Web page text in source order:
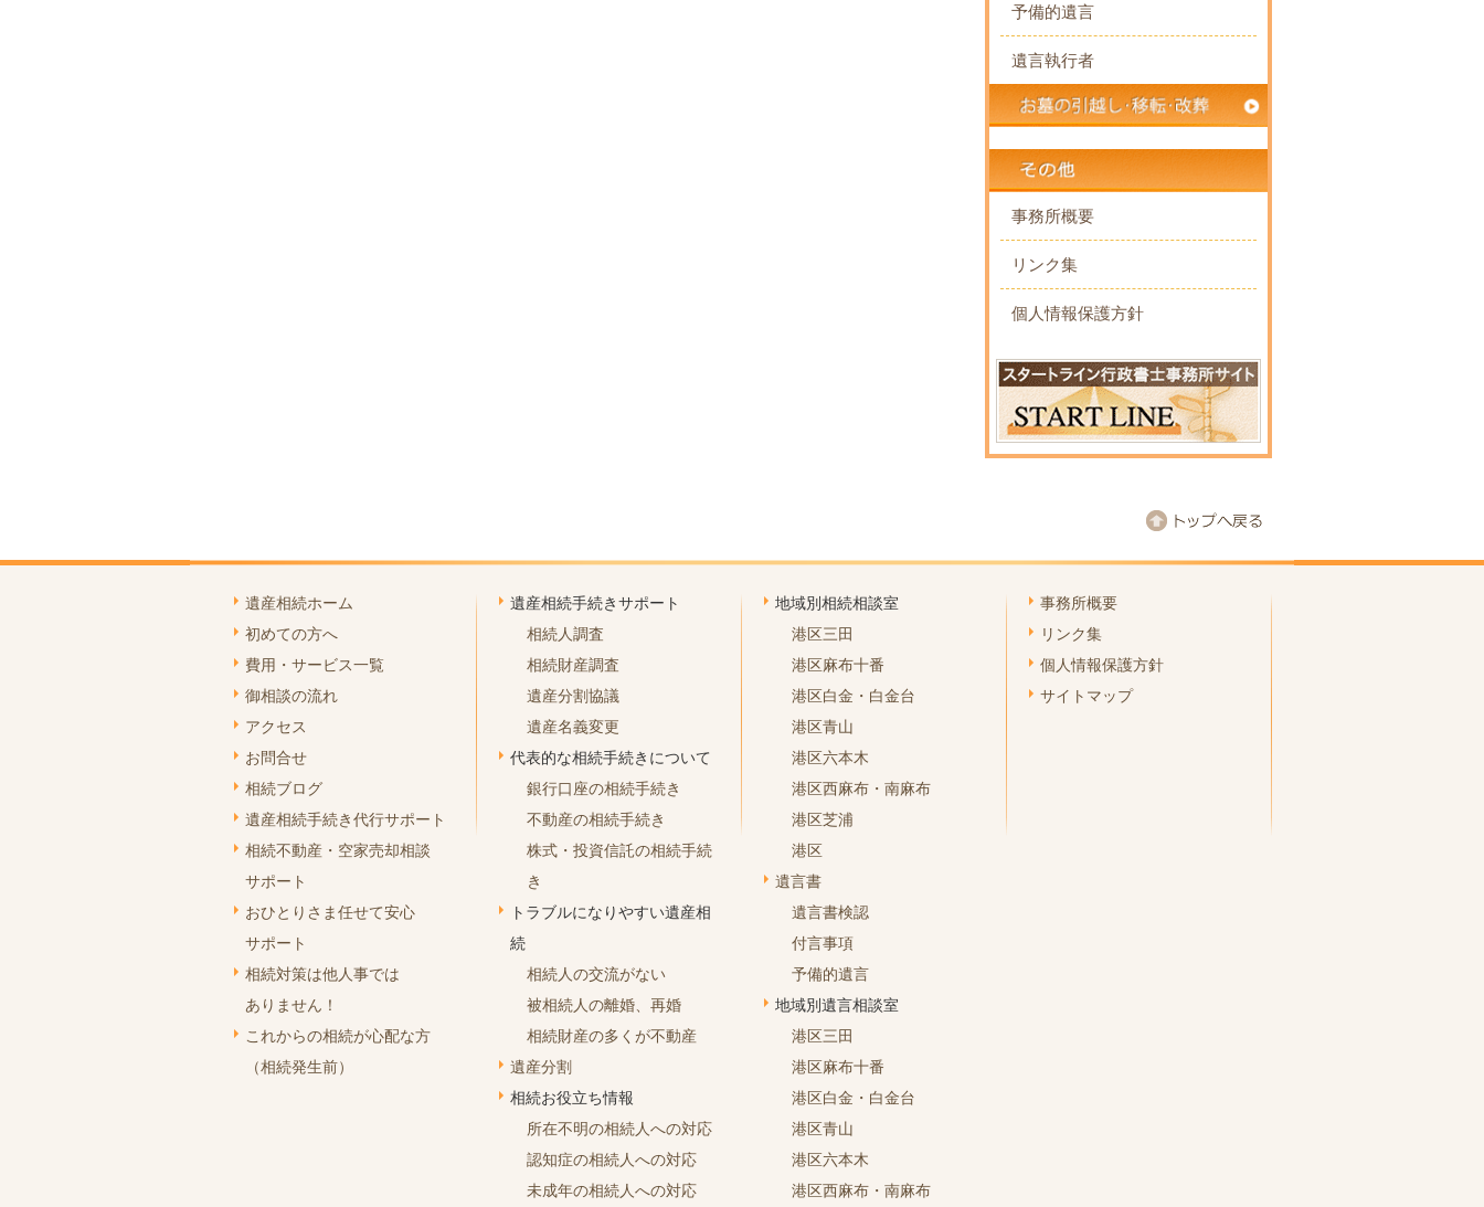
予備的遺言
遺言執行者
事務所概要
リンク集
個人情報保護方針
遺産相続ホーム
初めての方へ
費用・サービス一覧
御相談の流れ
アクセス
お問合せ
相続ブログ
遺産相続手続き代行サポート
相続不動産・空家売却相談
サポート
おひとりさま任せて安心
サポート
相続対策は他人事では
ありません！
これからの相続が心配な方
（相続発生前）
遺産相続手続きサポート
相続人調査
相続財産調査
遺産分割協議
遺産名義変更
代表的な相続手続きについて
銀行口座の相続手続き
不動産の相続手続き
株式・投資信託の相続手続
き
トラブルになりやすい遺産相
続
相続人の交流がない
被相続人の離婚、再婚
相続財産の多くが不動産
遺産分割
相続お役立ち情報
所在不明の相続人への対応
認知症の相続人への対応
未成年の相続人への対応
地域別相続相談室
港区三田
港区麻布十番
港区白金・白金台
港区青山
港区六本木
港区西麻布・南麻布
港区芝浦
港区
遺言書
遺言書検認
付言事項
予備的遺言
地域別遺言相談室
港区三田
港区麻布十番
港区白金・白金台
港区青山
港区六本木
港区西麻布・南麻布
事務所概要
リンク集
個人情報保護方針
サイトマップ